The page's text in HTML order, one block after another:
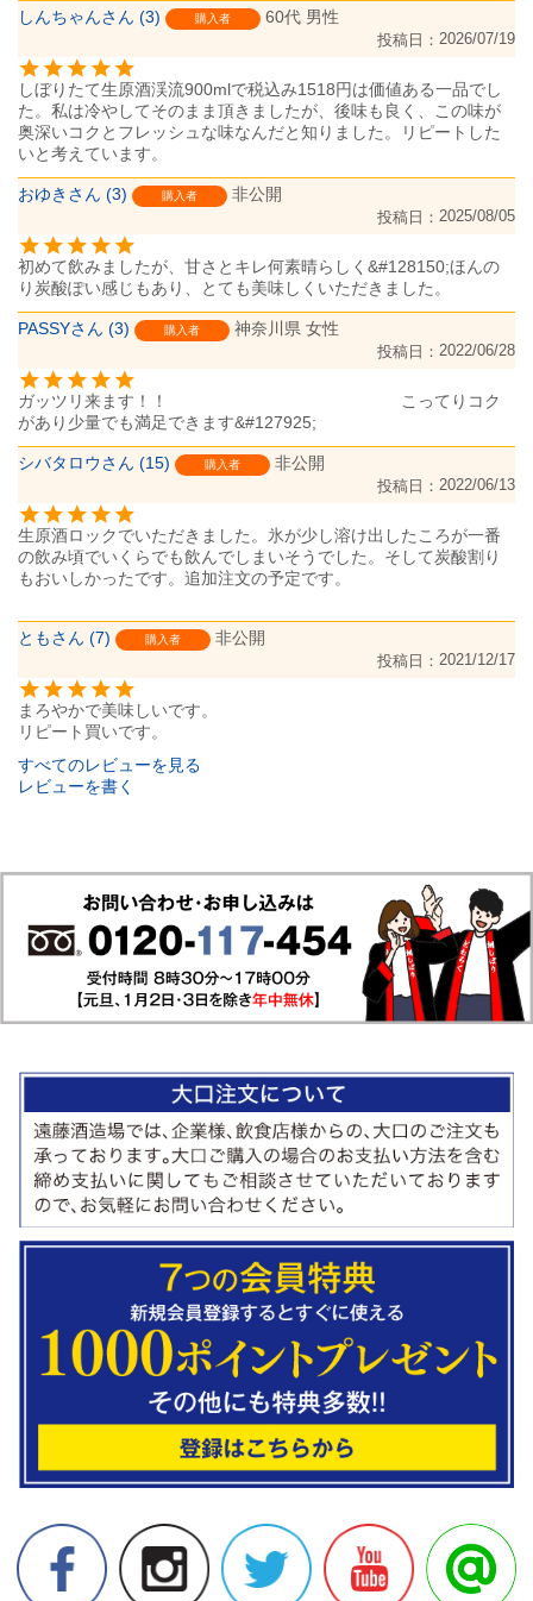
しんちゃん
3 購入者 60代 男性
投稿日 2026/07/19
しぼりたて生原酒渓流900mlで税込み1518円は価値ある一品でし
た。私は冷やしてそのまま頂きましたが、後味も良く、この味が
奥深いコクとフレッシュな味なんだと知りました。リピートした
いと考えています。
おゆき 3 購入者 非公開
投稿日 2025/08/05
初めて飲みましたが、甘さとキレ何素晴らしく&#128150;ほんの
り炭酸ぽい感じもあり、とても美味しくいただきました。
PASSY 3 購入者 神奈川県 女性
投稿日 2022/06/28
ガッツリ来ます！！　　　　　　　　　　　　　　こってりコク
シバタロウ 15 購入者 非公開
投稿日 2022/06/13
生原酒ロックでいただきました。氷が少し溶け出したころが一番
の飲み頃でいくらでも飲んでしまいそうでした。そして炭酸割り
もおいしかったです。追加注文の予定です。
とも 7 購入者 非公開
投稿日 2021/12/17
まろやかで美味しいです。
リピート買いです。
すべてのレビューを見る
レビューを書く